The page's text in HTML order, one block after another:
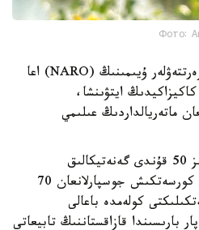
Фото:
جاپونيانىڭ ۇلتتىق اگرارلىق زەرتتەۋلەر ۇيىمىنىڭ (NARO) اعا
ايتۋىنشا،
ماتەريالداردىڭ عىلىمي
- ەكسپەديتسيا بارىسىندا ءبىز 50 قۇندى گەنەتيكالىق
رەسۋرستى جيناي الدىق. بۇل كورسەتكىش جوسپارلانعان 70
كولەمدە باعالى
بارىسىندا قازاقستاننىڭ تابيعاتى